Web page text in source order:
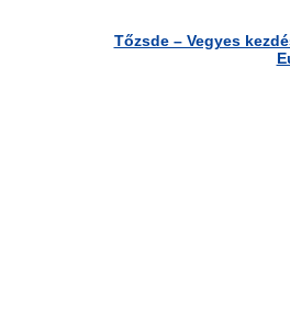
Tőzsde – Vegyes